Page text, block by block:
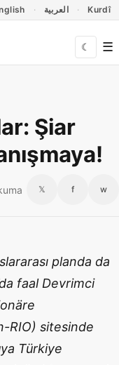
العربية Kurdî
☾ ☰
Şiar
𝕏 f w
planda da
faal Devrimci
RIO) sitesinde
Türkiye